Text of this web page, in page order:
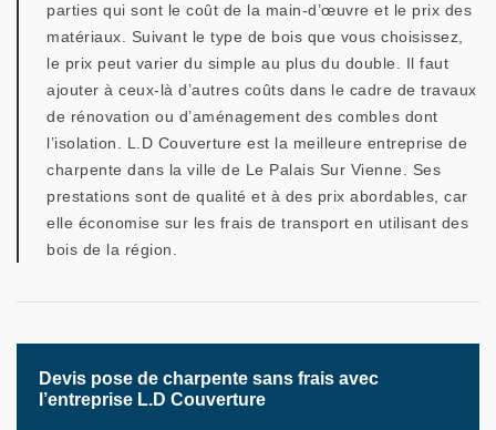
parties qui sont le coût de la main-d’œuvre et le prix des
matériaux. Suivant le type de bois que vous choisissez,
le prix peut varier du simple au plus du double. Il faut
ajouter à ceux-là d’autres coûts dans le cadre de travaux
de rénovation ou d’aménagement des combles dont
l’isolation. L.D Couverture est la meilleure entreprise de
charpente dans la ville de Le Palais Sur Vienne. Ses
prestations sont de qualité et à des prix abordables, car
elle économise sur les frais de transport en utilisant des
bois de la région.
Devis pose de charpente sans frais avec
l’entreprise L.D Couverture